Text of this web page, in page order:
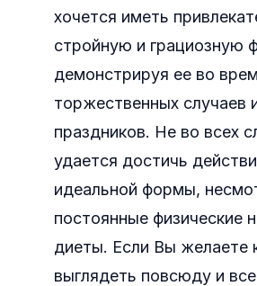
хочется иметь
стройную и грациозную
демонстрируя ее во
торжественных случаев
праздников. Не во всех
удается достичь
идеальной формы,
постоянные физические
диеты. Если Вы желаете
выглядеть повсюду и